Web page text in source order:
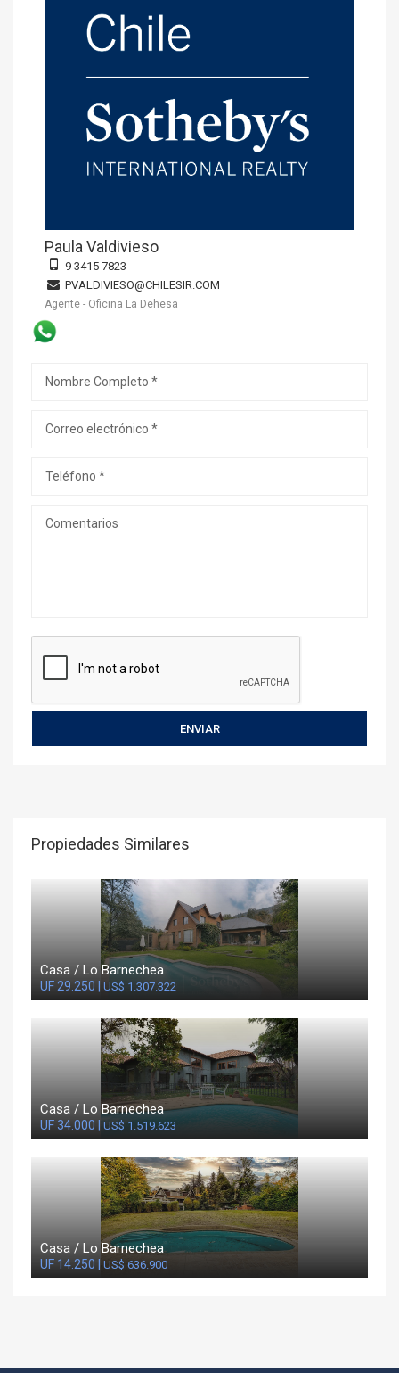
Paula Valdivieso
9 3415 7823
PVALDIVIESO@CHILESIR.COM
Agente - Oficina La Dehesa
Propiedades Similares
Casa / Lo Barnechea
UF 29.250 | US$ 1.307.322
Casa / Lo Barnechea
UF 34.000 | US$ 1.519.623
Casa / Lo Barnechea
UF 14.250 | US$ 636.900